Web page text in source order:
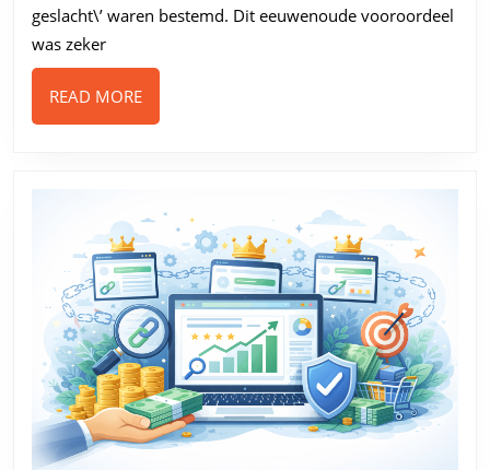
geslacht\’ waren bestemd. Dit eeuwenoude vooroordeel
was zeker
READ MOREREAD
MORE